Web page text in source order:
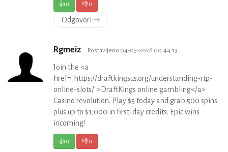
👍0 👎0
Odgovori ⇾
Rgmeiz Postavljeno 04-03-2026 00:44:13
Join the <a
href="https://draftkingsus.org/understanding-rtp-
online-slots/">DraftKings online gambling</a>
Casino revolution. Play $5 today and grab 500 spins
plus up to $1,000 in first-day credits. Epic wins
incoming!
👍0 👎0